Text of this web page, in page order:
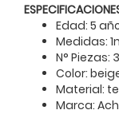
Edad: 5
Medidas:
N° Piezas:
Color:
Material:
Marca: